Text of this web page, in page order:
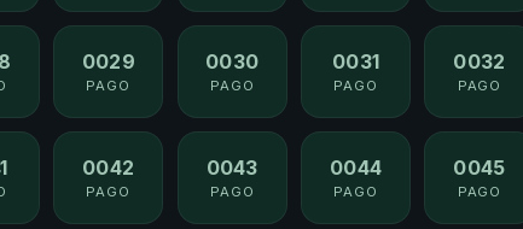
0029
PAGO
0030
PAGO
0031
PAGO
0032
PAGO
0042
PAGO
0043
PAGO
0044
PAGO
0045
PAGO